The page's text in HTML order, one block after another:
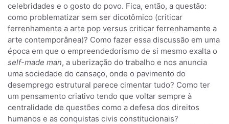
celebridades e o gosto do povo. Fica, então, a questão:
como problematizar sem ser dicotômico (criticar
ferrenhamente a arte pop versus criticar ferrenhamente a
arte contemporânea)? Como fazer essa discussão em uma
época em que o empreendedorismo de si mesmo exalta o
self-made man, a uberização do trabalho e nos anuncia
uma sociedade do cansaço, onde o pavimento do
desemprego estrutural parece cimentar tudo? Como ter
um pensamento criativo tendo que voltar sempre à
centralidade de questões como a defesa dos direitos
humanos e as conquistas civis constitucionais?